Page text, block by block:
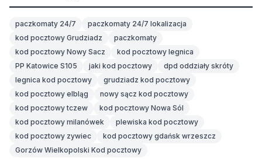
paczkomaty 24/7
paczkomaty 24/7 lokalizacja
kod pocztowy Grudziadz
paczkomaty
kod pocztowy Nowy Sacz
kod pocztowy legnica
PP Katowice S105
jaki kod pocztowy
dpd oddziały skróty
legnica kod pocztowy
grudziadz kod pocztowy
kod pocztowy elbląg
nowy sącz kod pocztowy
kod pocztowy tczew
kod pocztowy Nowa Sól
kod pocztowy milanówek
plewiska kod pocztowy
kod pocztowy zywiec
kod pocztowy gdańsk wrzeszcz
Gorzów Wielkopolski Kod pocztowy